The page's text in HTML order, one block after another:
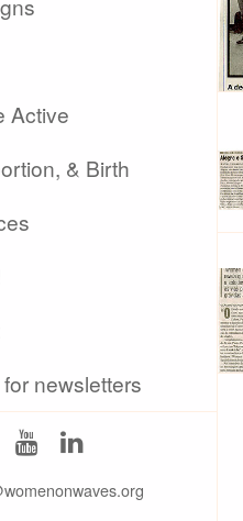
Active
& Birth
newsletters